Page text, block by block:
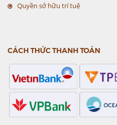
Quyền sở hữu trí tuệ
CÁCH THỨC THANH TOÁN